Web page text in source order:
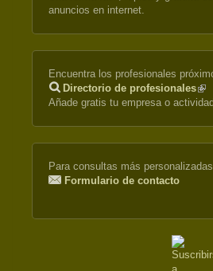
anuncios en internet.
Encuentra los profesionales
Directorio de profesionales(link
is
Añade gratis tu empresa o
Para consultas más
Formulario de contacto